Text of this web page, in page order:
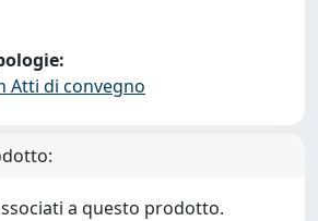
Atti di convegno
a questo prodotto.